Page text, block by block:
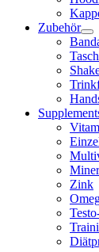
Zubehör
Zink